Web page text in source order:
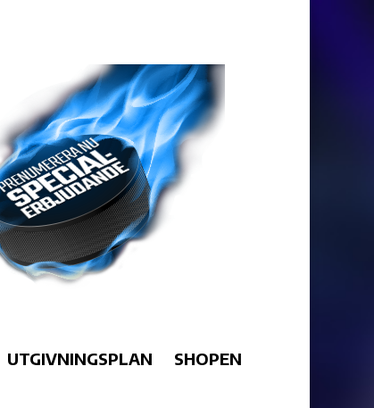
UTGIVNINGSPLAN SHOPEN